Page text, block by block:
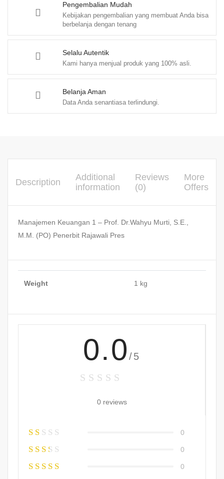
Pengembalian Mudah
Kebijakan pengembalian yang membuat Anda bisa
berbelanja dengan tenang
Selalu Autentik
Kami hanya menjual produk yang 100% asli.
Belanja Aman
Data Anda senantiasa terlindungi.
Description
Additional
information
Reviews
(0)
More
Offers
Manajemen Keuangan 1 – Prof. Dr.Wahyu Murti, S.E.,
M.M. (PO) Penerbit Rajawali Pres
Weight 1 kg
0.0 /5
0 reviews
0
0
0